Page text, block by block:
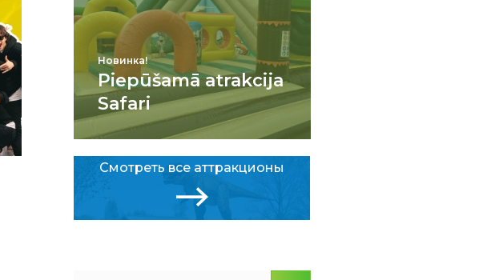
Новинка!
Piepūšamā atrakcija
Safari
Смотреть все аттракционы